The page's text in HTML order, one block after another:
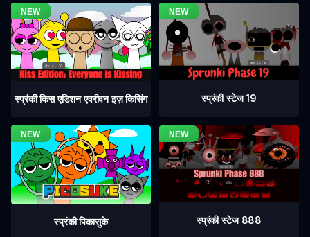
स्प्रंकी किस एडिशन एवरीवन इज़ किसिंग स्प्रंकी स्टेज 19
स्प्रंकी पिकासुके स्प्रंकी स्टेज 888